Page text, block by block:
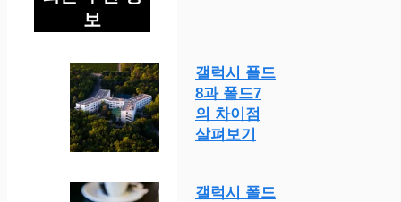
보
갤럭시 폴드
8과 폴드7
의 차이점
살펴보기
갤럭시 폴드